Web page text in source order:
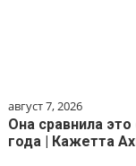
август 7, 2026
Она сравнила это
года | Кажетта